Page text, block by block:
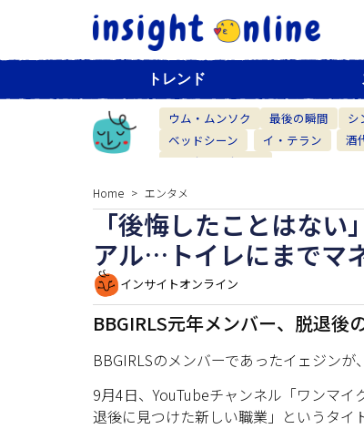
トレンド
ウム・ムンソク 最後の瞬間 シ
ベッドシーン
イ・テラン 酒
ベーカリーカフェ
Home エンタメ
「後悔したことはな
アル…トイレにまでマ
インサイトオンライン
BBGIRLS元年メンバー、脱退後
BBGIRLSのメンバーであったイェジン
9月4日、YouTubeチャンネル「ワンマイ
退後に見つけた新しい職業」というタイ